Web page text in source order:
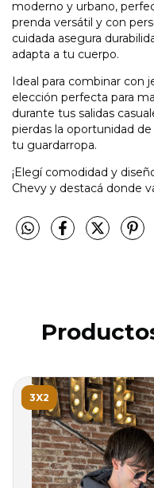
moderno y urbano,
prenda versátil y con
cuidada asegura
adapta a tu cuerpo.
Ideal para combinar con
elección perfecta para
durante tus salidas
pierdas la oportunidad
tu guardarropa.
¡Elegí comodidad y
Chevy y destacá donde
3X2